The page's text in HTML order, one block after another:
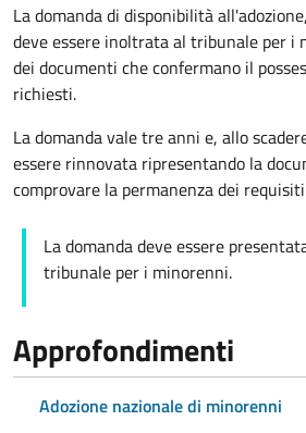
La domanda di disponibilità
deve essere inoltrata al tribunale per i
dei documenti che confermano il
richiesti.
La domanda vale tre anni e, allo
essere rinnovata ripresentando la
comprovare la permanenza dei
La domanda deve essere
tribunale per i minorenni.
Approfondimenti
Adozione nazionale di minorenni